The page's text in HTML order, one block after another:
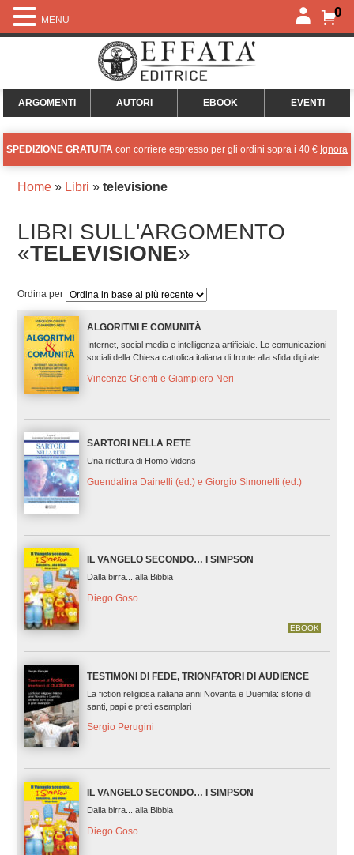
0
ARGOMENTI AUTORI EBOOK EVENTI
SPEDIZIONE GRATUITA con corriere espresso per gli ordini sopra i 40 € Ignora
Home» Libri » televisione
LIBRI SULL'ARGOMENTO
«TELEVISIONE»
Ordina per
ALGORITMI E COMUNITÀ
Internet, social media e intelligenza artificiale. Le comunicazioni
sociali della Chiesa cattolica italiana di fronte alla sfida digitale
Vincenzo Grienti e Giampiero Neri
SARTORI NELLA RETE
Una rilettura di Homo Videns
Guendalina Dainelli (ed.) e Giorgio Simonelli (ed.)
IL VANGELO SECONDO… I SIMPSON
Dalla birra... alla Bibbia
Diego Goso
EBOOK
TESTIMONI DI FEDE, TRIONFATORI DI AUDIENCE
La fiction religiosa italiana anni Novanta e Duemila: storie di
santi, papi e preti esemplari
Sergio Perugini
IL VANGELO SECONDO… I SIMPSON
Dalla birra... alla Bibbia
Diego Goso
MENU